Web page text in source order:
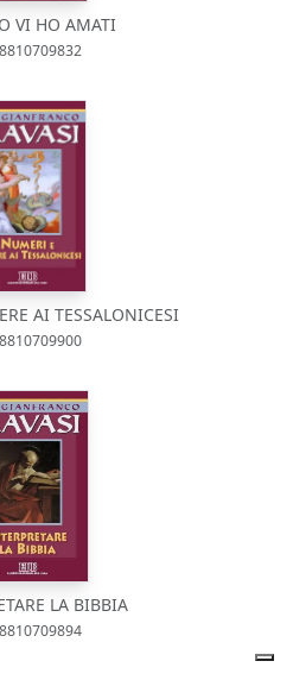
VI HO AMATI
AI TESSALONICESI
LA BIBBIA